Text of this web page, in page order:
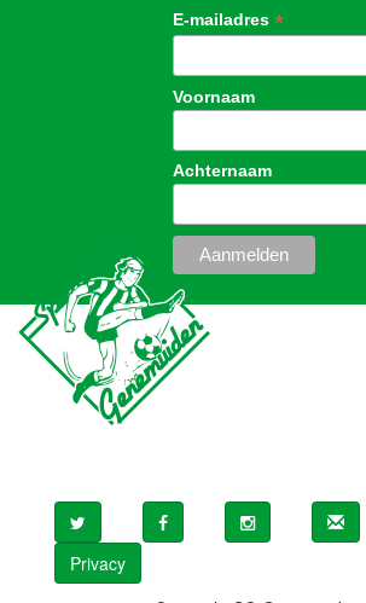
E-mailadres*
Voornaam
Achternaam
Privacy